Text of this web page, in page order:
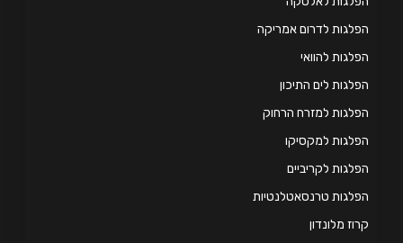
לדרום אמריקה
להוואי
לים התיכון
למזרח הרחוק
למקסיקו
לקריביים
טרנסאטלנטיות
מלונדון